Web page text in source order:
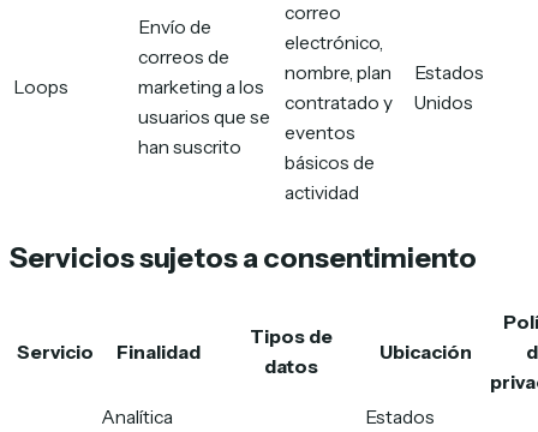
Loops
Envío de
correos de
marketing a los
usuarios que se
han suscrito
correo
electrónico,
nombre, plan
contratado y
eventos
básicos de
actividad
Estados
Unidos
Servicios sujetos a consentimiento
Servicio Finalidad
Tipos de
datos
Ubicación
Analítica
Estados